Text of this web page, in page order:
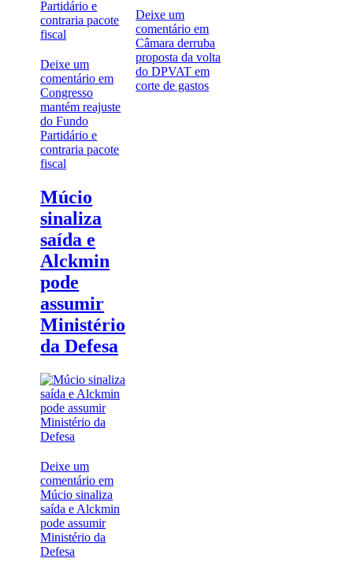
Deixe um
comentárioem
Congresso
mantém reajuste
do Fundo
Partidário e
contraria pacote
fiscal
Deixe um
comentárioem
Câmara derruba
proposta da volta
do DPVAT em
corte de gastos
Múcio
sinaliza
saída e
Alckmin
pode
assumir
Ministério
da Defesa
Deixe um
comentárioem
Múcio sinaliza
saída e Alckmin
pode assumir
Ministério da
Defesa